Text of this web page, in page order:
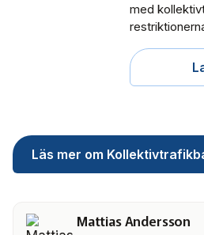
med
Läs mer om
Mattias Andersson